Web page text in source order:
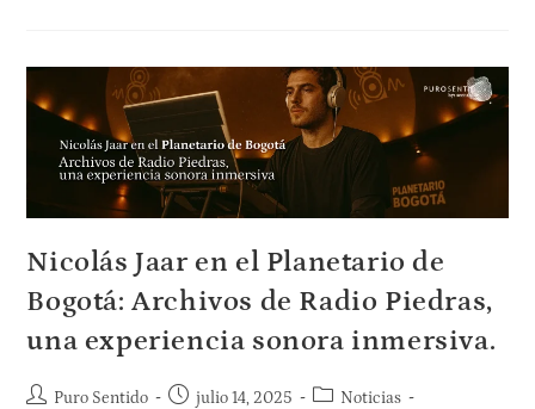
Nicolás Jaar en el Planetario de
Bogotá: Archivos de Radio Piedras,
una experiencia sonora inmersiva.
Puro Sentido julio 14, 2025
Noticias